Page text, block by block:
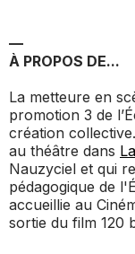
—
À PROPOS DE...
La metteure en
promotion 3 de
création
au théâtre dans
Nauzyciel et qui
pédagogique de
accueillie au
sortie du film 120